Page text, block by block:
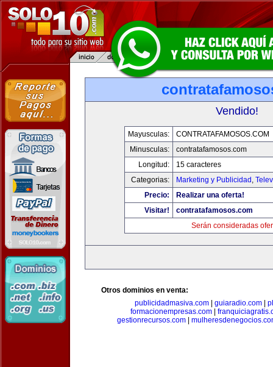
Vendido!
Mayusculas:
CONTRATAFAMOSOS.COM
Minusculas:
contratafamosos.com
Longitud:
15 caracteres
Categorias:
Marketing y Publicidad ,
Precio:
Realizar una oferta!
Visitar!
contratafamosos.com
Serán consideradas
Otros dominios en venta:
publicidadmasiva.com
guiaradio.com
formacionempresas.com|
gestionrecursos.com|